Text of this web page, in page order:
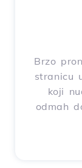
Brzo
stranicu
koji
odmah